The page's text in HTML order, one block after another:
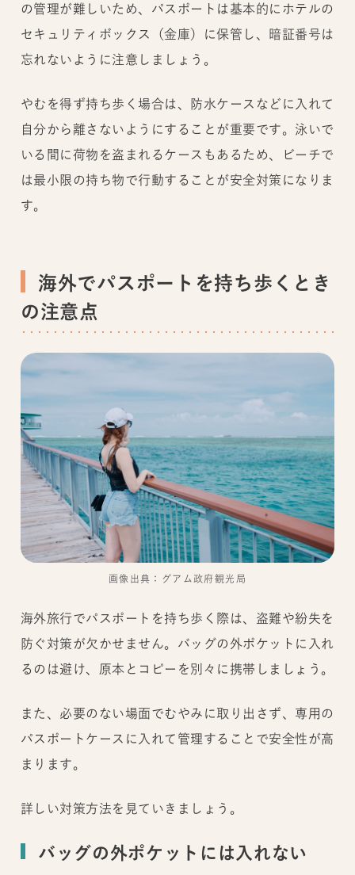
の管理が難しいため、パスポートは基本的にホテルの
セキュリティボックス（金庫）に保管し、暗証番号は
忘れないように注意しましょう。
やむを得ず持ち歩く場合は、防水ケースなどに入れて
自分から離さないようにすることが重要です。泳いで
いる間に荷物を盗まれるケースもあるため、ビーチで
は最小限の持ち物で行動することが安全対策になりま
す。
海外でパスポートを持ち歩くとき
の注意点
画像出典：グアム政府観光局
海外旅行でパスポートを持ち歩く際は、盗難や紛失を
防ぐ対策が欠かせません。バッグの外ポケットに入れ
るのは避け、原本とコピーを別々に携帯しましょう。
また、必要のない場面でむやみに取り出さず、専用の
パスポートケースに入れて管理することで安全性が高
まります。
詳しい対策方法を見ていきましょう。
バッグの外ポケットには入れない